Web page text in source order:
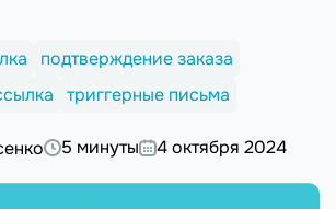
подтверждение заказа
триггерные письма
5 минуты 4 октября 2024